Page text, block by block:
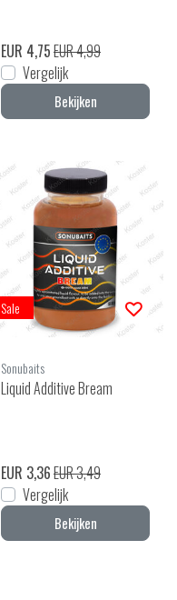
EUR 4,75EUR 4,99
Vergelijk
Bekijken
Sale
Sonubaits
Liquid Additive Bream
EUR 3,36EUR 3,49
Vergelijk
Bekijken